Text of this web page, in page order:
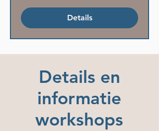
Details
Details en
informatie
workshops